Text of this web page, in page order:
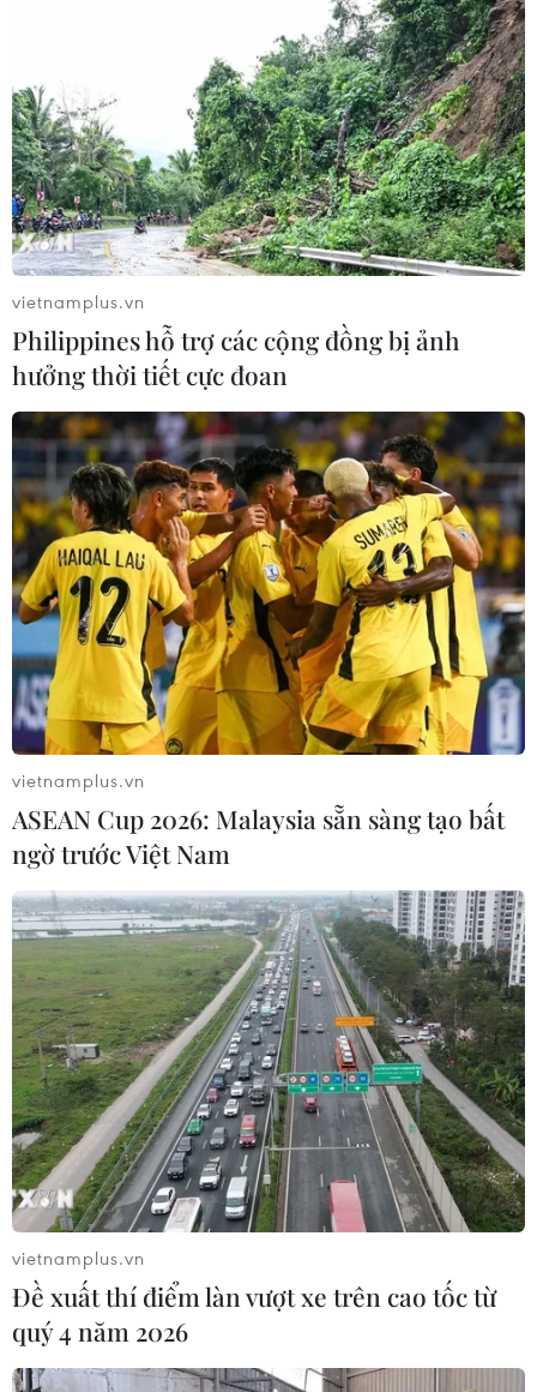
vietnamplus.vn
Philippines hỗ trợ các cộng đồng bị ảnh
hưởng thời tiết cực đoan
vietnamplus.vn
ASEAN Cup 2026: Malaysia sẵn sàng tạo bất
ngờ trước Việt Nam
vietnamplus.vn
Đề xuất thí điểm làn vượt xe trên cao tốc từ
quý 4 năm 2026